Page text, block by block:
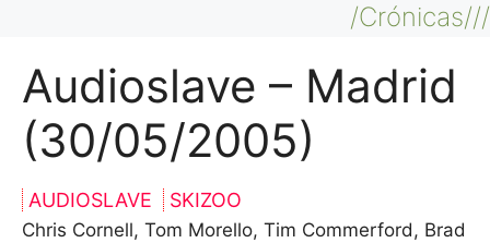
/Crónicas///
Audioslave – Madrid
(30/05/2005)
AUDIOSLAVE SKIZOO
Chris Cornell, Tom Morello, Tim Commerford, Brad